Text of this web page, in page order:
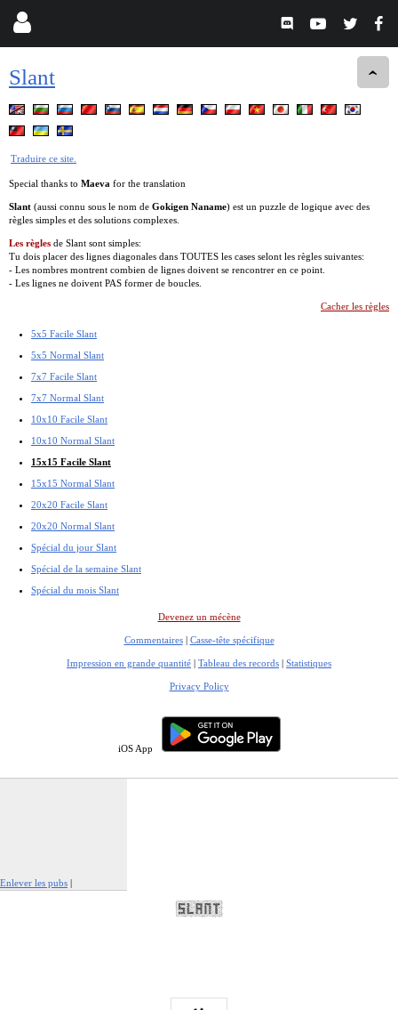
Slant
Traduire ce site.
Special thanks to Maeva for the translation
Slant (aussi connu sous le nom de Gokigen Naname) est un puzzle de logique avec des
règles simples et des solutions complexes.
Les règles de Slant sont simples:
Tu dois placer des lignes diagonales dans TOUTES les cases selont les règles suivantes:
- Les nombres montrent combien de lignes doivent se rencontrer en ce point.
- Les lignes ne doivent PAS former de boucles.
Cacher les règles
5x5 Facile Slant
5x5 Normal Slant
7x7 Facile Slant
7x7 Normal Slant
10x10 Facile Slant
10x10 Normal Slant
15x15 Facile Slant
15x15 Normal Slant
20x20 Facile Slant
20x20 Normal Slant
Spécial du jour Slant
Spécial de la semaine Slant
Spécial du mois Slant
Devenez un mécène
Commentaires| Casse-tête spécifique
Impression en grande quantité | Tableau des records | Statistiques
Privacy Policy
iOS App
Enlever les pubs |